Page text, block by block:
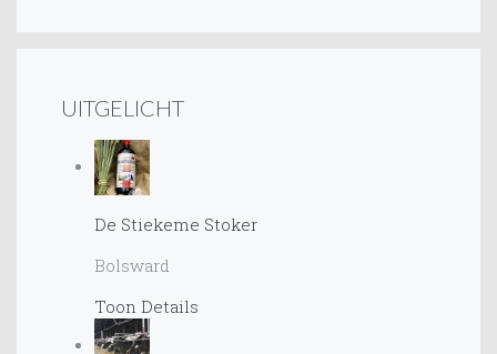
UITGELICHT
De Stiekeme Stoker
Bolsward
Toon Details